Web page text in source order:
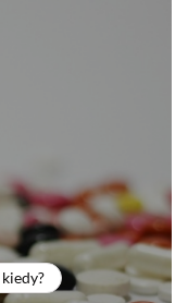
kiedy?